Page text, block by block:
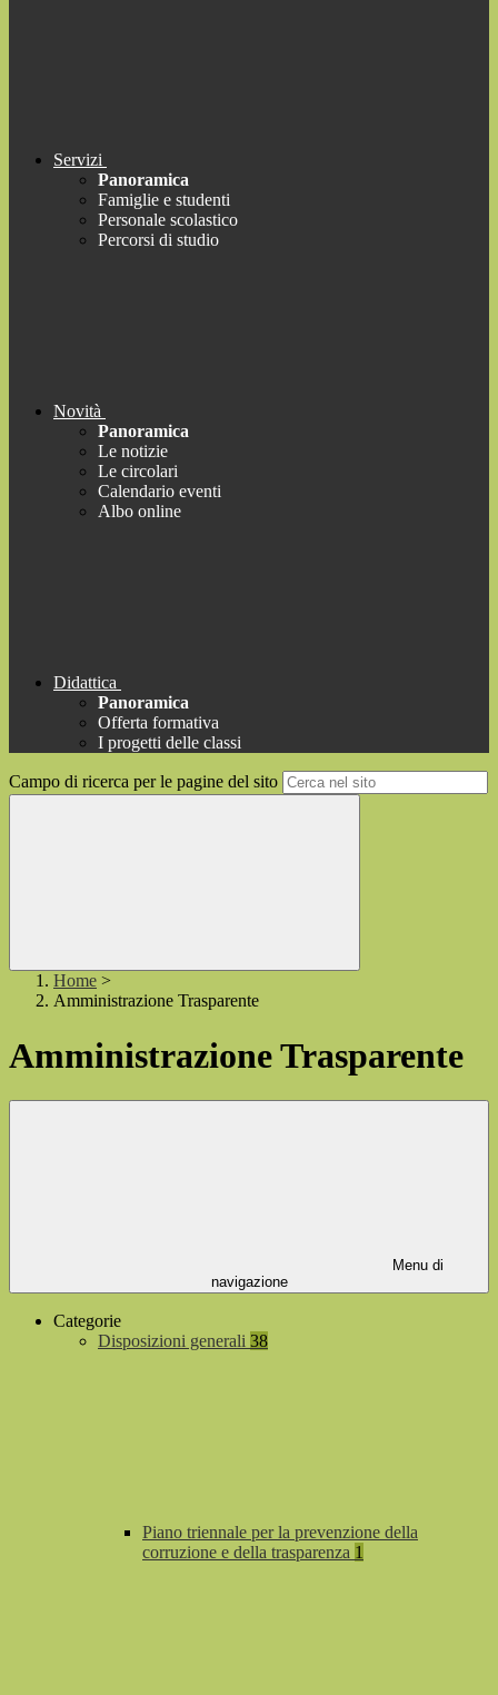
Servizi
Panoramica
Famiglie e studenti
Personale scolastico
Percorsi di studio
Novità
Panoramica
Le notizie
Le circolari
Calendario eventi
Albo online
Didattica
Panoramica
Offerta formativa
I progetti delle classi
Campo di ricerca per le pagine del sito
Home >
Amministrazione Trasparente
Amministrazione Trasparente
Menu di
navigazione
Categorie
Disposizioni generali 38
Piano triennale per la prevenzione della
corruzione e della trasparenza 1